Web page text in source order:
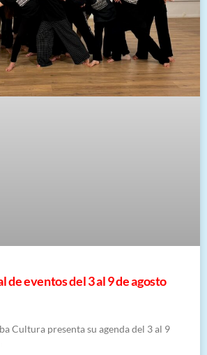
de eventos del 3 al 9 de agosto
Cultura presenta su agenda del 3 al 9